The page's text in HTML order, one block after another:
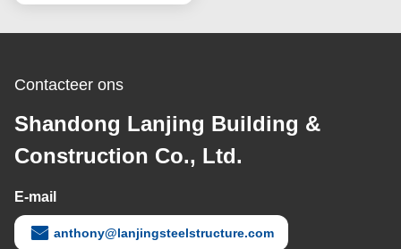
Contacteer ons
Shandong Lanjing Building &
Construction Co., Ltd.
E-mail
anthony@lanjingsteelstructure.com